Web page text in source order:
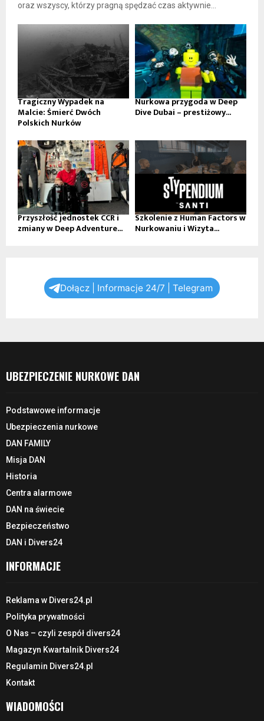
oraz wszyscy, którzy pragną spędzać czas aktywnie...
Tragiczny Wypadek na
Malcie: Śmierć Dwóch
Polskich Nurków
Nurkowa przygoda w Deep
Dive Dubai – prestiżowy...
Przyszłość jednostek CCR i
zmiany w Deep Adventure...
Szkolenie z Human Factors w
Nurkowaniu i Wizyta...
Dołącz | Informacje 24/7 | Telegram
UBEZPIECZENIE NURKOWE DAN
Podstawowe informacje
Ubezpieczenia nurkowe
DAN FAMILY
Misja DAN
Historia
Centra alarmowe
DAN na świecie
Bezpieczeństwo
DAN i Divers24
INFORMACJE
Reklama w Divers24.pl
Polityka prywatności
O Nas – czyli zespół divers24
Magazyn Kwartalnik Divers24
Regulamin Divers24.pl
Kontakt
WIADOMOŚCI